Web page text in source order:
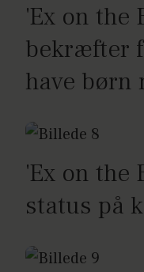
'Ex on the
bekræfter
have børn
'Ex on the
status på